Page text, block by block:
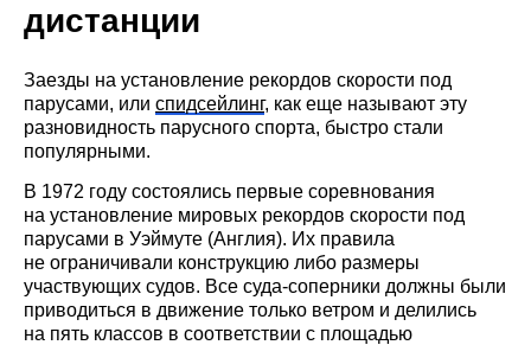
дистанции
Заезды на установление рекордов скорости под
парусами, или спидсейлинг, как еще называют эту
разновидность парусного спорта, быстро стали
популярными.
В 1972 году состоялись первые соревнования
на установление мировых рекордов скорости под
парусами в Уэймуте (Англия). Их правила
не ограничивали конструкцию либо размеры
участвующих судов. Все суда-соперники должны были
приводиться в движение только ветром и делились
на пять классов в соответствии с площадью